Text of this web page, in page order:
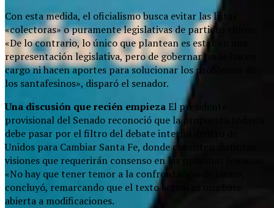
Con esta medida, el oficialismo busca evitar las listas
«colectoras» o puramente legislativas de partidos chicos.
«De lo contrario, lo único que plantean es estar en una
representación legislativa, pero de gobernar no se hacen
cargo ni hacen aportes para solucionar los problemas de
los santafesinos», disparó el senador.
Una discusión que recién empiezaEl presidente
provisional del Senado reconoció que la propuesta todavía
debe pasar por el filtro del debate interno dentro de
Unidos para Cambiar Santa Fe, donde coexisten distintas
visiones que requerirán consenso en las próximas semanas.
«No hay que tener temor a la confrontación de ideas»,
concluyó, remarcando que el texto actual es una base
abierta a modificaciones.